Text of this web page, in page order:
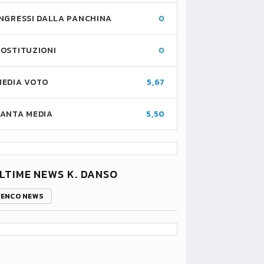
DALLA PANCHINA 0
0
VOTO 5,67
MEDIA 5,50
NEWS K. DANSO
NEWS